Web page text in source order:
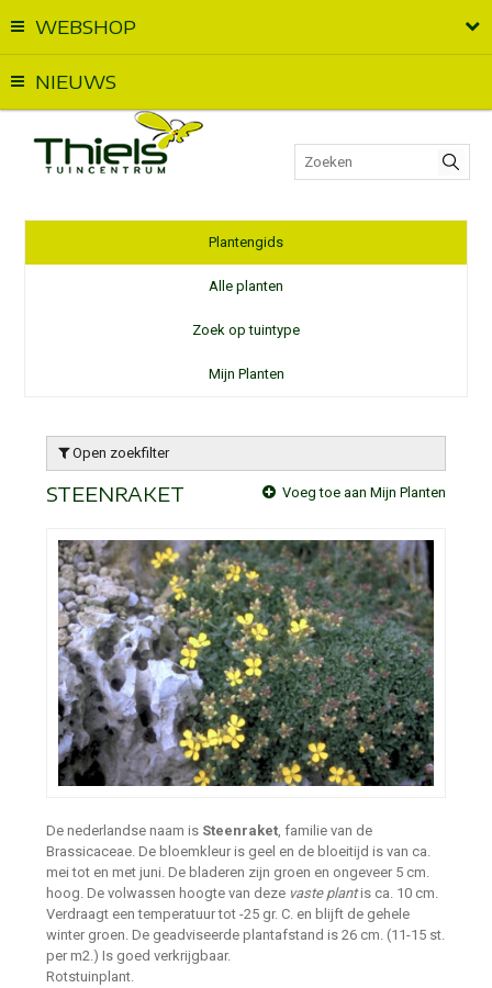
WEBSHOP
NIEUWS
Plantengids
Alle planten
Zoek op tuintype
Mijn Planten
Open zoekfilter
STEENRAKET Voeg toe aan Mijn Planten
De nederlandse naam is Steenraket, familie van de
Brassicaceae. De bloemkleur is geel en de bloeitijd is van ca.
mei tot en met juni. De bladeren zijn groen en ongeveer 5 cm.
hoog. De volwassen hoogte van deze vaste plantis ca. 10 cm.
Verdraagt een temperatuur tot -25 gr. C. en blijft de gehele
winter groen. De geadviseerde plantafstand is 26 cm. (11-15 st.
per m2.) Is goed verkrijgbaar.
Rotstuinplant.